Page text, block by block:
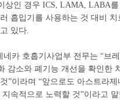
상인 경우 ICS, LAMA, LABA
흡입기를 사용하는 것 대비
있다.
네카 호흡기사업부 전무는 “브
감소와 폐기능 개선을 확인한
”이라며 “앞으로도 아스트라
속적으로 노력할 것”이라고